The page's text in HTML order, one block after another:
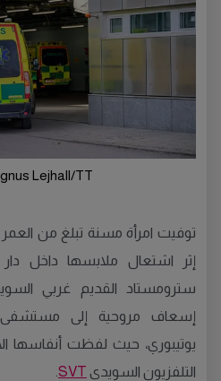
Lejhall/TT
إثر اشتعال ملابسها داخل
سترومستاد القديم غربي
إسعاف مروحية إلى مستشفى
يوتيبوري، حيث لفظت أنفاسها
التلفزيون السويدي SVT